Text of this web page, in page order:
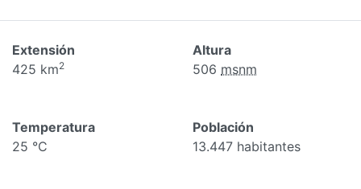
Extensión
425 km2
Altura
506 msnm
Temperatura
25 °C
Población
13.447 habitantes